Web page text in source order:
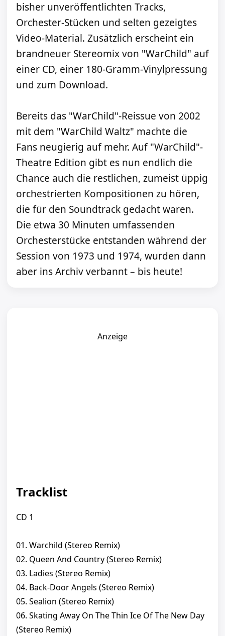
bisher unveröffentlichten Tracks,
Orchester-Stücken und selten gezeigtes
Video-Material. Zusätzlich erscheint ein
brandneuer Stereomix von "WarChild" auf
einer CD, einer 180-Gramm-Vinylpressung
und zum Download.
Bereits das "WarChild"-Reissue von 2002
mit dem "WarChild Waltz" machte die
Fans neugierig auf mehr. Auf "WarChild"-
Theatre Edition gibt es nun endlich die
Chance auch die restlichen, zumeist üppig
orchestrierten Kompositionen zu hören,
die für den Soundtrack gedacht waren.
Die etwa 30 Minuten umfassenden
Orchesterstücke entstanden während der
Session von 1973 und 1974, wurden dann
aber ins Archiv verbannt – bis heute!
Anzeige
Tracklist
CD 1
01. Warchild (Stereo Remix)
02. Queen And Country (Stereo Remix)
03. Ladies (Stereo Remix)
04. Back-Door Angels (Stereo Remix)
05. Sealion (Stereo Remix)
06. Skating Away On The Thin Ice Of The New Day
(Stereo Remix)